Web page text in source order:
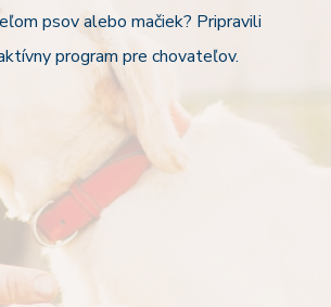
psov alebo mačiek? Pripravili
program pre chovateľov.